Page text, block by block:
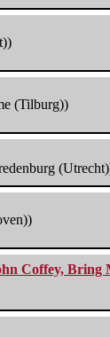
(Tilburg))
Coffey,